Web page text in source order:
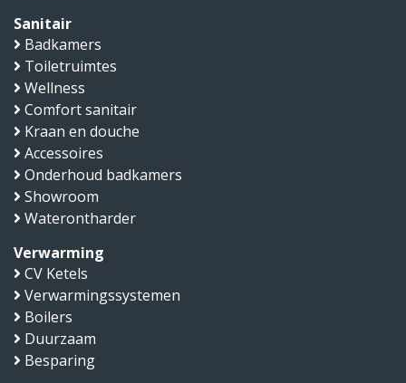
Sanitair
Badkamers
Toiletruimtes
Wellness
Comfort sanitair
Kraan en douche
Accessoires
Onderhoud badkamers
Showroom
Waterontharder
Verwarming
CV Ketels
Verwarmingssystemen
Boilers
Duurzaam
Besparing